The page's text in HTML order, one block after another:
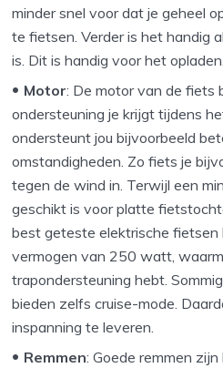
minder snel voor dat je geheel
te fietsen. Verder is het handig
is. Dit is handig voor het opladen.
Motor: De motor van de fiets
ondersteuning je krijgt tijdens
ondersteunt jou bijvoorbeeld
omstandigheden. Zo fiets je
tegen de wind in. Terwijl een
geschikt is voor platte
best geteste elektrische fietsen
vermogen van 250 watt,
trapondersteuning hebt.
bieden zelfs cruise-mode.
inspanning te leveren.
Remmen: Goede remmen